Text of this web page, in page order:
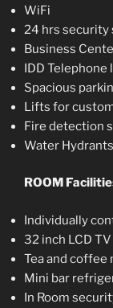
WiFi
24 hrs security
Business
IDD Telephone
Spacious
Lifts for
Fire detection
Water Hydrants
ROOM
Individually
32 inch LCD
Tea and coffee
Mini bar
In Room